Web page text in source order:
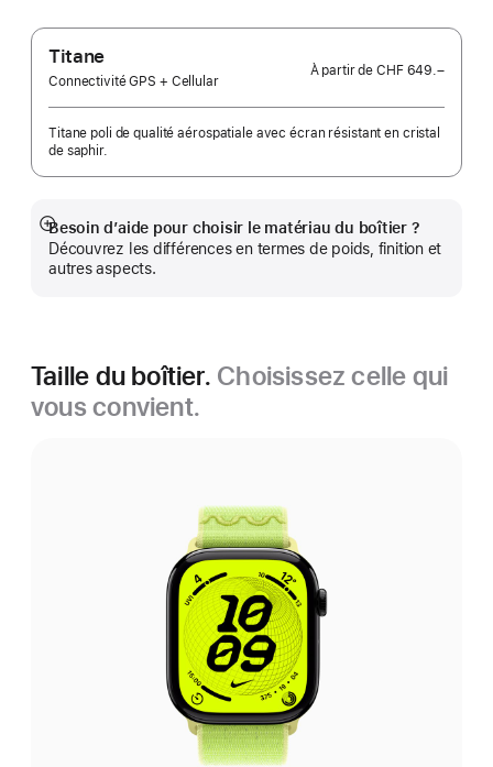
Titane
Connectivité GPS + Cellular
À partir deCHF 649.–
Titane poli de qualité aérospatiale avec écran résistant en cristal
de saphir.
Besoin d’aide pour choisir le matériau du boîtier ?
Découvrez les différences en termes de poids, finition et
autres aspects.
Afficher
plus
Taille du boîtier. Choisissez celle qui
vous convient.